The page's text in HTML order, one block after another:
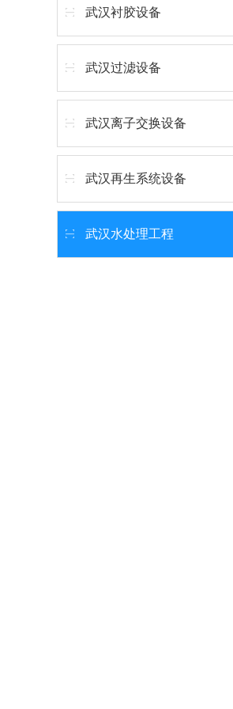
武汉衬胶设备
武汉过滤设备
武汉离子交换设备
武汉再生系统设备
武汉水处理工程